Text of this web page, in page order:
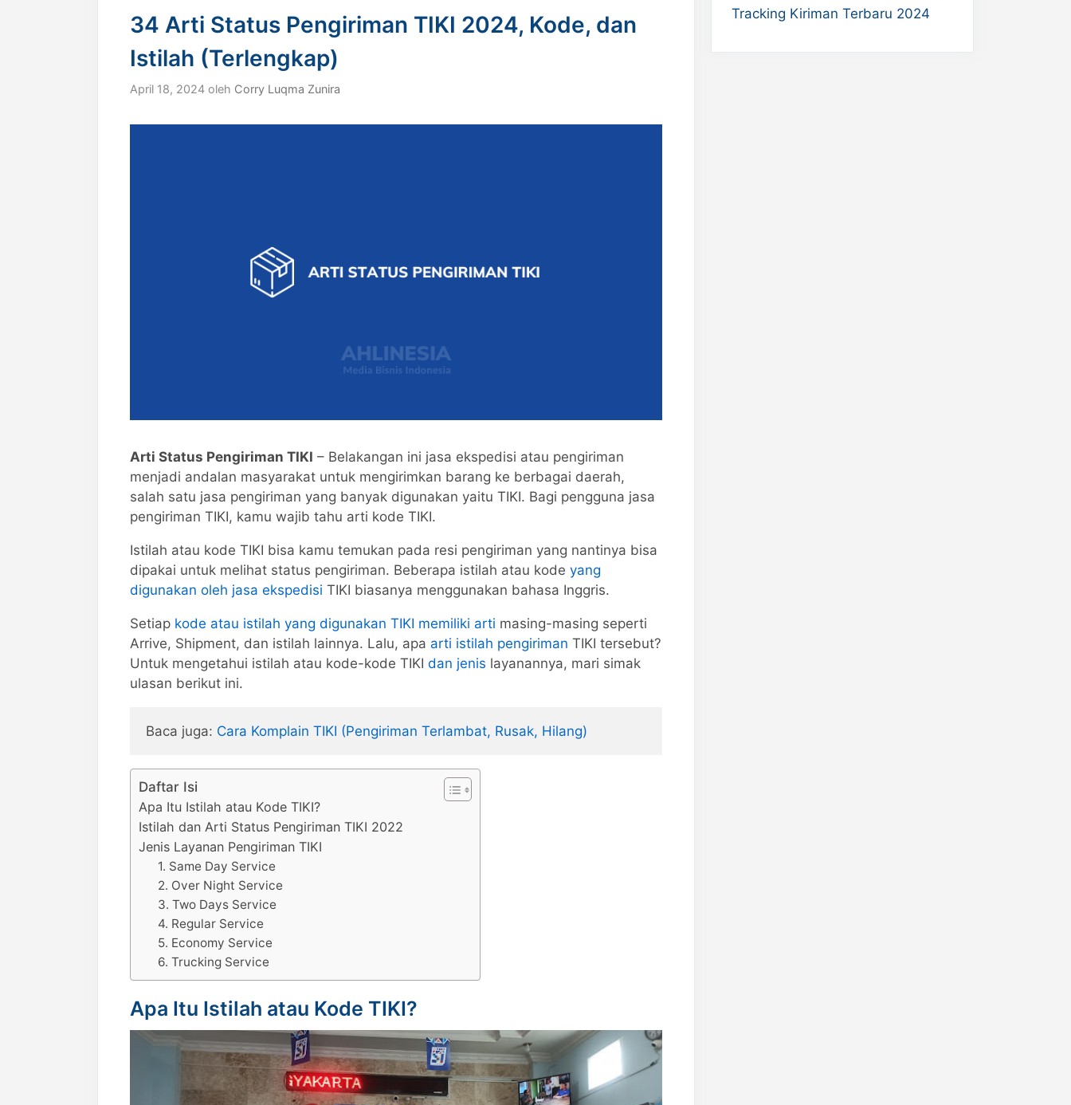
34 Arti Status Pengiriman TIKI 2024, Kode, dan
Istilah (Terlengkap)
April 18, 2024 oleh Corry Luqma Zunira
Arti Status Pengiriman TIKI – Belakangan ini jasa ekspedisi atau pengiriman
menjadi andalan masyarakat untuk mengirimkan barang ke berbagai daerah,
salah satu jasa pengiriman yang banyak digunakan yaitu TIKI. Bagi pengguna jasa
pengiriman TIKI, kamu wajib tahu arti kode TIKI.
Istilah atau kode TIKI bisa kamu temukan pada resi pengiriman yang nantinya bisa
dipakai untuk melihat status pengiriman. Beberapa istilah atau kode yang
digunakan oleh jasa ekspedisi TIKI biasanya menggunakan bahasa Inggris.
Setiap kode atau istilah yang digunakan TIKI memiliki arti masing-masing seperti
Arrive, Shipment, dan istilah lainnya. Lalu, apa arti istilah pengiriman TIKI tersebut?
Untuk mengetahui istilah atau kode-kode TIKI dan jenis layanannya, mari simak
ulasan berikut ini.
Baca juga: Cara Komplain TIKI (Pengiriman Terlambat, Rusak, Hilang)
Daftar Isi
Apa Itu Istilah atau Kode TIKI?
Istilah dan Arti Status Pengiriman TIKI 2022
Jenis Layanan Pengiriman TIKI
1. Same Day Service
2. Over Night Service
3. Two Days Service
4. Regular Service
5. Economy Service
6. Trucking Service
Apa Itu Istilah atau Kode TIKI?
Tracking Kiriman Terbaru 2024